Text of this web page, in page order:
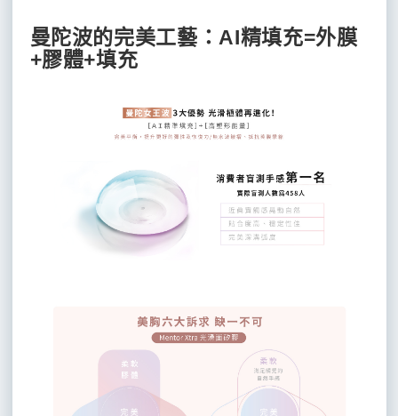
曼陀波的完美工藝：AI精填充=外膜
+膠體+填充